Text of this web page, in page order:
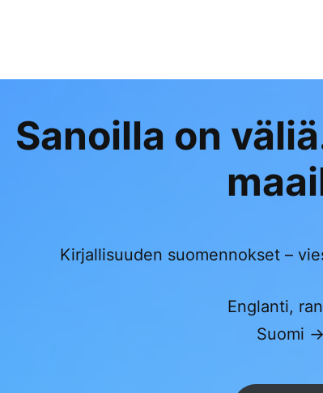
Sanoilla on
Kirjallisuuden suomennokset –
Englanti,
Suomi